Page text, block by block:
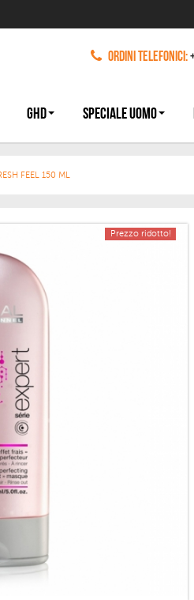
Ordini Telefonici:
GHD SPECIALE UOMO
FEEL 150 ML
Prezzo ridotto!